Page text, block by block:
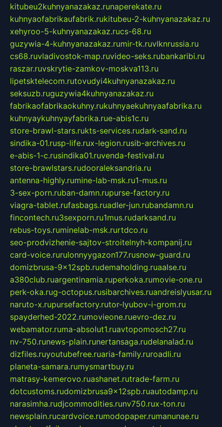
kitubeu2kuhnyanazakaz.runaperekate.ru
kuhnyaofabrikaufabrik.rukitubeu-2-kuhnyanazakaz.ru
xehyroo-5-kuhnyanazakaz.rucs-68.ru
guzywia-4-kuhnyanazakaz.rumir-tk.ruvlknrussia.ru
cs68.ruvladivostok-map.ruvideo-seks.rubankaribi.ru
raszar.ruvskrytie-zamkov-moskva113.ru
lipetsktelecom.rutovudyi4kuhnyanazakaz.ru
seksuzb.ruguzywia4kuhnyanazakaz.ru
fabrikaofabrikaokuhny.rukuhnyaekuhnyaafabrika.ru
kuhnyaykuhnyayfabrika.rue-abis1c.ru
store-brawl-stars.rukts-services.rudark-sand.ru
sindika-01.rusp-life.rux-legion.rusib-archives.ru
e-abis-1-c.rusindika01.ruvenda-festival.ru
store-brawlstars.rudooraleksandria.ru
antenna-highly.rumine-lab-msk.ru1-mus.ru
3-sex-porn.ruban-damn.rupurse-factory.ru
viagra-tablet.rufasbags.ruadler-jun.rubandamn.ru
fincontech.ru3sexporn.ru1mus.rudarksand.ru
rebus-toys.ruminelab-msk.rurtdco.ru
seo-prodvizhenie-sajtov-stroitelnyh-kompanij.ru
card-voice.rurulonnyygazon177.rusnow-guard.ru
domizbrusa-9x12spb.rudemaholding.ruaalse.ru
a380club.ruargentinamia.ruperkoka.rumovie-one.ru
perk-oka.rug-octopus.rusibarchives.ruandreislyusar.ru
naruto-x.rupursefactory.rutor-lyubov-i-grom.ru
spayderhed-2022.rumovieone.ruevro-dez.ru
webamator.ruma-absolut1.ruavtopomosch27.ru
nv-750.runews-plain.runertansaga.rudelanalad.ru
dizfiles.ruyoutubefree.ruaria-family.ruroadli.ru
planeta-samara.rumysmartbuy.ru
matrasy-kemerovo.ruashanet.rutrade-farm.ru
dotcustoms.rudomizbrusa9x12spb.ruautodamp.ru
narasimha.rudjcommodities.runv750.rux-ton.ru
newsplain.rucardvoice.rumodopaper.rumanunae.ru